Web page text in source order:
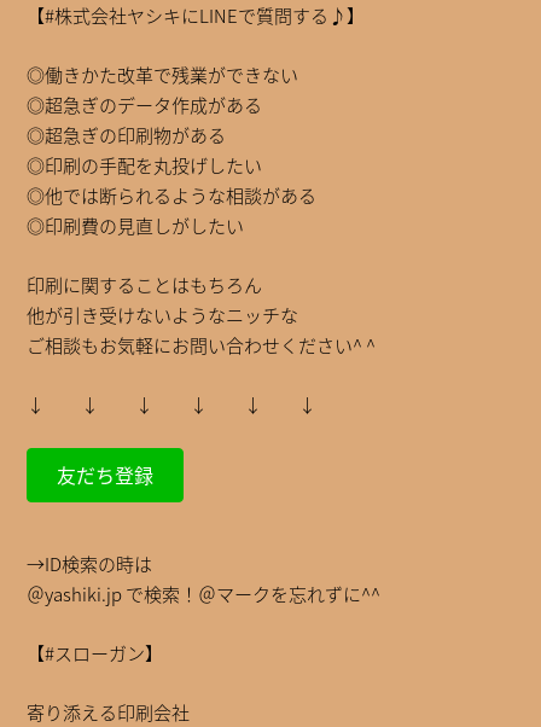
【#株式会社ヤシキにLINEで質問する♪】
◎働きかた改革で残業ができない
◎超急ぎのデータ作成がある
◎超急ぎの印刷物がある
◎印刷の手配を丸投げしたい
◎他では断られるような相談がある
◎印刷費の見直しがしたい
印刷に関することはもちろん
他が引き受けないようなニッチな
ご相談もお気軽にお問い合わせください^ ^
↓ ↓ ↓ ↓ ↓ ↓
友だち登録
→ID検索の時は
＠yashiki.jp で検索！＠マークを忘れずに^^
【#スローガン】
寄り添える印刷会社